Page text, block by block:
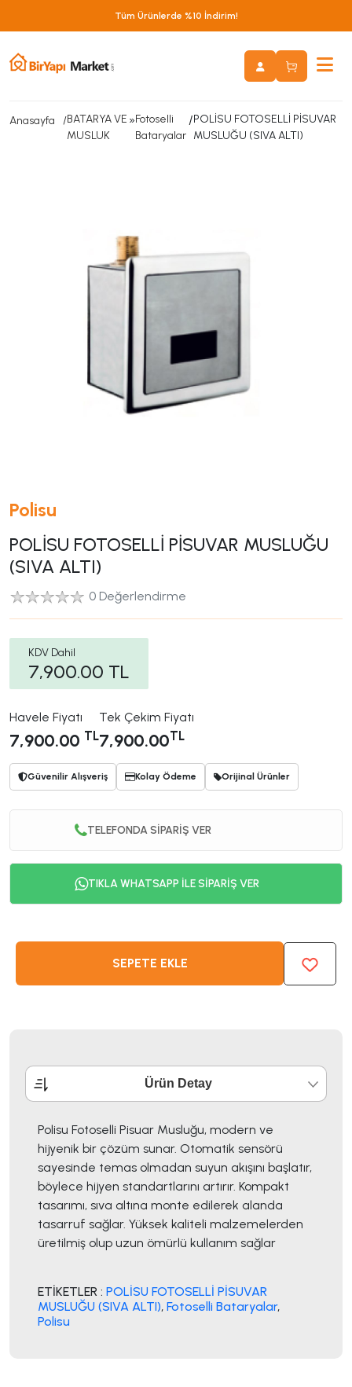
Tüm Ürünlerde %10 İndirim!
Anasayfa
BATARYA VE
MUSLUK
»Fotoselli
Bataryalar
/POLİSU FOTOSELLİ PİSUVAR
MUSLUĞU (SIVA ALTI)
Polisu
POLİSU FOTOSELLİ PİSUVAR MUSLUĞU
(SIVA ALTI)
0 Değerlendirme
KDV Dahil
7,900.00 TL
Havele Fiyatı
7,900.00 TL
Tek Çekim Fiyatı
7,900.00TL
Güvenilir Alışveriş Kolay Ödeme Orijinal Ürünler
TELEFONDA SİPARİŞ VER
TIKLA WHATSAPP İLE SİPARİŞ VER
SEPETE EKLE
Ürün Detay
Polisu Fotoselli Pisuar Musluğu, modern ve
hijyenik bir çözüm sunar. Otomatik sensörü
sayesinde temas olmadan suyun akışını başlatır,
böylece hijyen standartlarını artırır. Kompakt
tasarımı, sıva altına monte edilerek alanda
tasarruf sağlar. Yüksek kaliteli malzemelerden
üretilmiş olup uzun ömürlü kullanım sağlar
ETİKETLER : POLİSU FOTOSELLİ PİSUVAR
MUSLUĞU (SIVA ALTI), Fotoselli Bataryalar,
Polisu